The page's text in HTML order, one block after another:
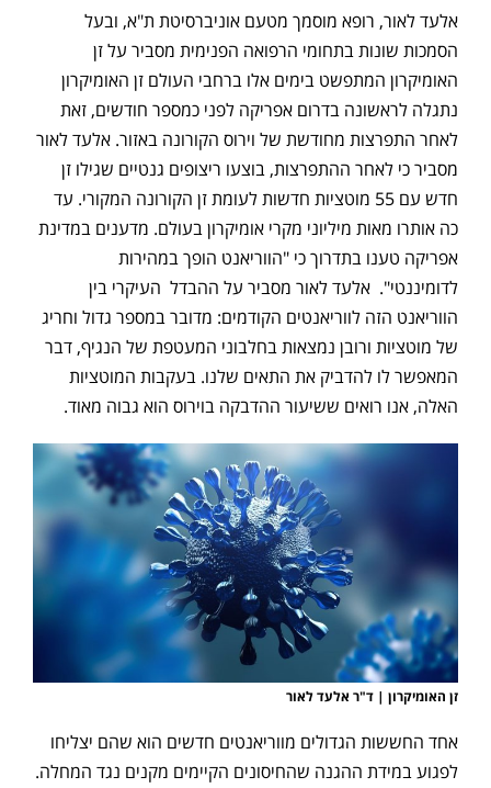
אלעד לאור, רופא מוסמך מטעם אוניברסיטת ת"א, ובעל
הסמכות שונות בתחומי הרפואה הפנימית מסביר על זן
האומיקרון המתפשט בימים אלו ברחבי העולם זן האומיקרון
נתגלה לראשונה בדרום אפריקה לפני כמספר חודשים, זאת
לאחר התפרצות מחודשת של וירוס הקורונה באזור. אלעד לאור
מסביר כי לאחר ההתפרצות, בוצעו ריצופים גנטיים שגילו זן
חדש עם 55 מוטציות חדשות לעומת זן הקורונה המקורי. עד
כה אותרו מאות מיליוני מקרי אומיקרון בעולם. מדענים במדינת
אפריקה טענו בתדרוך כי "הווריאנט הופך במהירות
לדומיננטי". אלעד לאור מסביר על ההבדל העיקרי בין
הווריאנט הזה לווריאנטים הקודמים: מדובר במספר גדול וחריג
של מוטציות ורובן נמצאות בחלבוני המעטפת של הנגיף, דבר
המאפשר לו להדביק את התאים שלנו. בעקבות המוטציות
האלה, אנו רואים ששיעור ההדבקה בוירוס הוא גבוה מאוד.
זן האומיקרון | ד"ר אלעד לאור
אחד החששות הגדולים מווריאנטים חדשים הוא שהם יצליחו
לפגוע במידת ההגנה שהחיסונים הקיימים מקנים נגד המחלה.